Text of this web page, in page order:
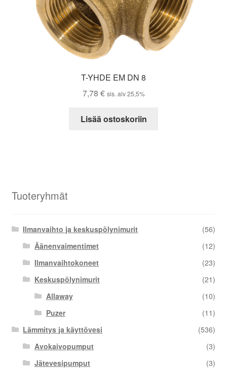
T-YHDE EM DN 8
7,78 € sis. alv 25,5%
Lisää ostoskoriin
Tuoteryhmät
Ilmanvaihto ja keskuspölynimurit
(56)
Äänenvaimentimet
(12)
Ilmanvaihtokoneet
(23)
Keskuspölynimurit
(21)
Allaway
(10)
Puzer
(11)
Lämmitys ja käyttövesi
(536)
Avokaivopumput
(3)
Jätevesipumput
(3)